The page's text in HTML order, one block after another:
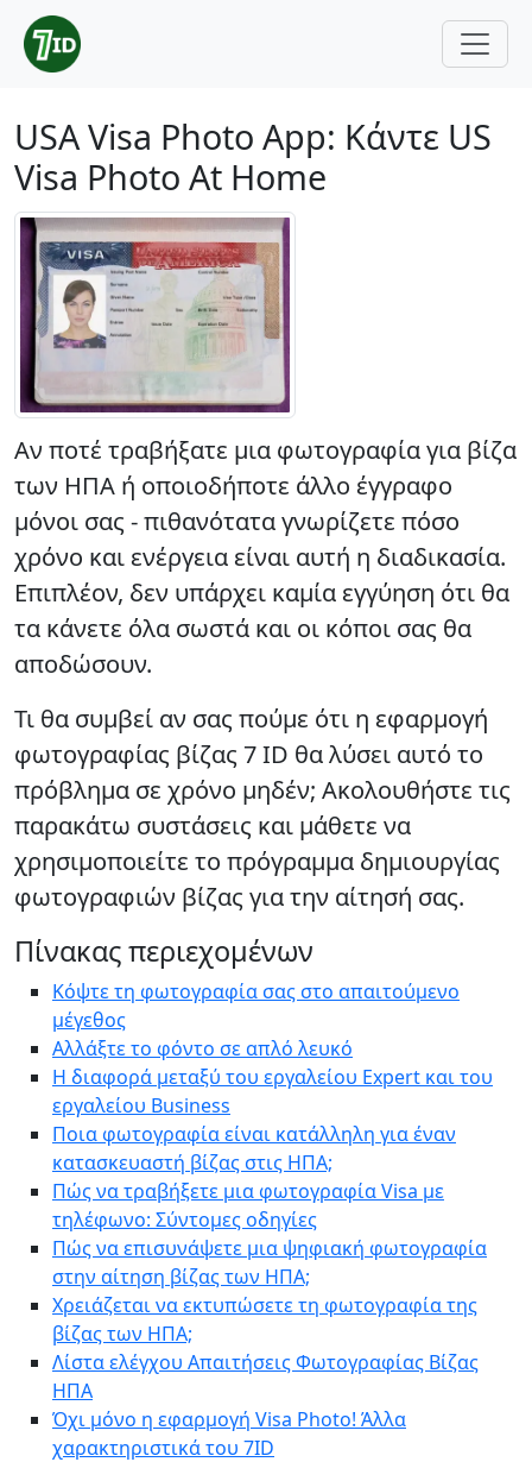
USA Visa Photo App: Κάντε US
Visa Photo At Home
Αν ποτέ τραβήξατε μια φωτογραφία για βίζα
των ΗΠΑ ή οποιοδήποτε άλλο έγγραφο
μόνοι σας - πιθανότατα γνωρίζετε πόσο
χρόνο και ενέργεια είναι αυτή η διαδικασία.
Επιπλέον, δεν υπάρχει καμία εγγύηση ότι θα
τα κάνετε όλα σωστά και οι κόποι σας θα
αποδώσουν.
Τι θα συμβεί αν σας πούμε ότι η εφαρμογή
φωτογραφίας βίζας 7 ID θα λύσει αυτό το
πρόβλημα σε χρόνο μηδέν; Ακολουθήστε τις
παρακάτω συστάσεις και μάθετε να
χρησιμοποιείτε το πρόγραμμα δημιουργίας
φωτογραφιών βίζας για την αίτησή σας.
Πίνακας περιεχομένων
Κόψτε τη φωτογραφία σας στο απαιτούμενο
μέγεθος
Αλλάξτε το φόντο σε απλό λευκό
Η διαφορά μεταξύ του εργαλείου Expert και του
εργαλείου Business
Ποια φωτογραφία είναι κατάλληλη για έναν
κατασκευαστή βίζας στις ΗΠΑ;
Πώς να τραβήξετε μια φωτογραφία Visa με
τηλέφωνο: Σύντομες οδηγίες
Πώς να επισυνάψετε μια ψηφιακή φωτογραφία
στην αίτηση βίζας των ΗΠΑ;
Χρειάζεται να εκτυπώσετε τη φωτογραφία της
βίζας των ΗΠΑ;
Λίστα ελέγχου Απαιτήσεις Φωτογραφίας Βίζας
ΗΠΑ
Όχι μόνο η εφαρμογή Visa Photo! Άλλα
χαρακτηριστικά του 7ID